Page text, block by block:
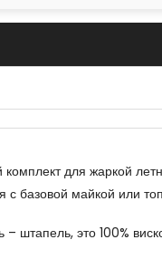
для жаркой
с базовой майкой или
– штапель, это 100%